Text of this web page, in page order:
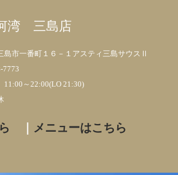
湾 三島店
島市一番町１６－１​アスティ三島サウスⅡ
7773
11:00～22:00(LO 21:30)
メニューはこちら